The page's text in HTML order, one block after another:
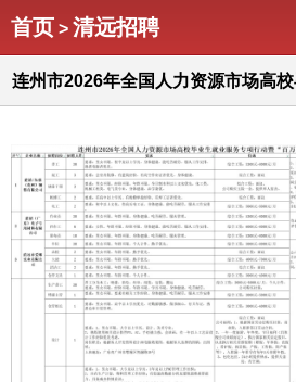
首页 > 清远招聘
连州市2026年全国人力资源市场高